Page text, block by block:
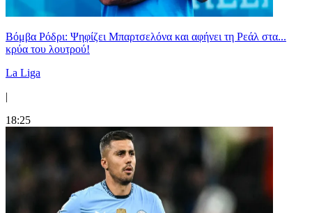
Βόμβα Ρόδρι: Ψηφίζει Μπαρτσελόνα και αφήνει τη Ρεάλ στα...
κρύα του λουτρού!
La Liga
|
18:25